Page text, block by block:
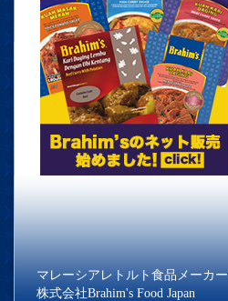
マレーシアレトルト食品メーカー
株式会社Brahim's Food Japan